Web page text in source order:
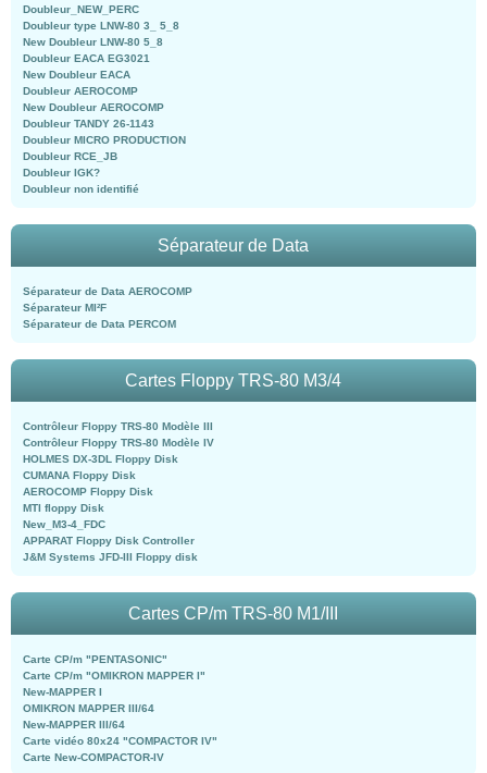
Doubleur_NEW_PERC
Doubleur type LNW-80 3_ 5_8
New Doubleur LNW-80 5_8
Doubleur EACA EG3021
New Doubleur EACA
Doubleur AEROCOMP
New Doubleur AEROCOMP
Doubleur TANDY 26-1143
Doubleur MICRO PRODUCTION
Doubleur RCE_JB
Doubleur IGK?
Doubleur non identifié
Séparateur de Data
Séparateur de Data AEROCOMP
Séparateur MI²F
Séparateur de Data PERCOM
Cartes Floppy TRS-80 M3/4
Contrôleur Floppy TRS-80 Modèle III
Contrôleur Floppy TRS-80 Modèle IV
HOLMES DX-3DL Floppy Disk
CUMANA Floppy Disk
AEROCOMP Floppy Disk
MTI floppy Disk
New_M3-4_FDC
APPARAT Floppy Disk Controller
J&M Systems JFD-III Floppy disk
Cartes CP/m TRS-80 M1/III
Carte CP/m "PENTASONIC"
Carte CP/m "OMIKRON MAPPER I"
New-MAPPER I
OMIKRON MAPPER III/64
New-MAPPER III/64
Carte vidéo 80x24 "COMPACTOR IV"
Carte New-COMPACTOR-IV